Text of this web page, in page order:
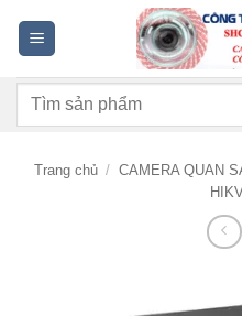
dung
Tìm
Trang chủ / CAMERA QUAN